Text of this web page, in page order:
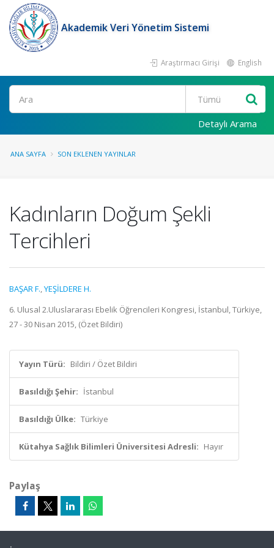
Akademik Veri Yönetim Sistemi
Araştırmacı Girişi English
Ara
Detaylı Arama
ANA SAYFA SON EKLENEN YAYINLAR
Kadınların Doğum Şekli
Tercihleri
BAŞAR F.,YEŞİLDERE H.
6. Ulusal 2.Uluslararası Ebelik Öğrencileri Kongresi, İstanbul, Türkiye,
27 - 30 Nisan 2015, (Özet Bildiri)
Yayın Türü: Bildiri / Özet Bildiri
Basıldığı Şehir: İstanbul
Basıldığı Ülke: Türkiye
Kütahya Sağlık Bilimleri Üniversitesi Adresli: Hayır
Paylaş